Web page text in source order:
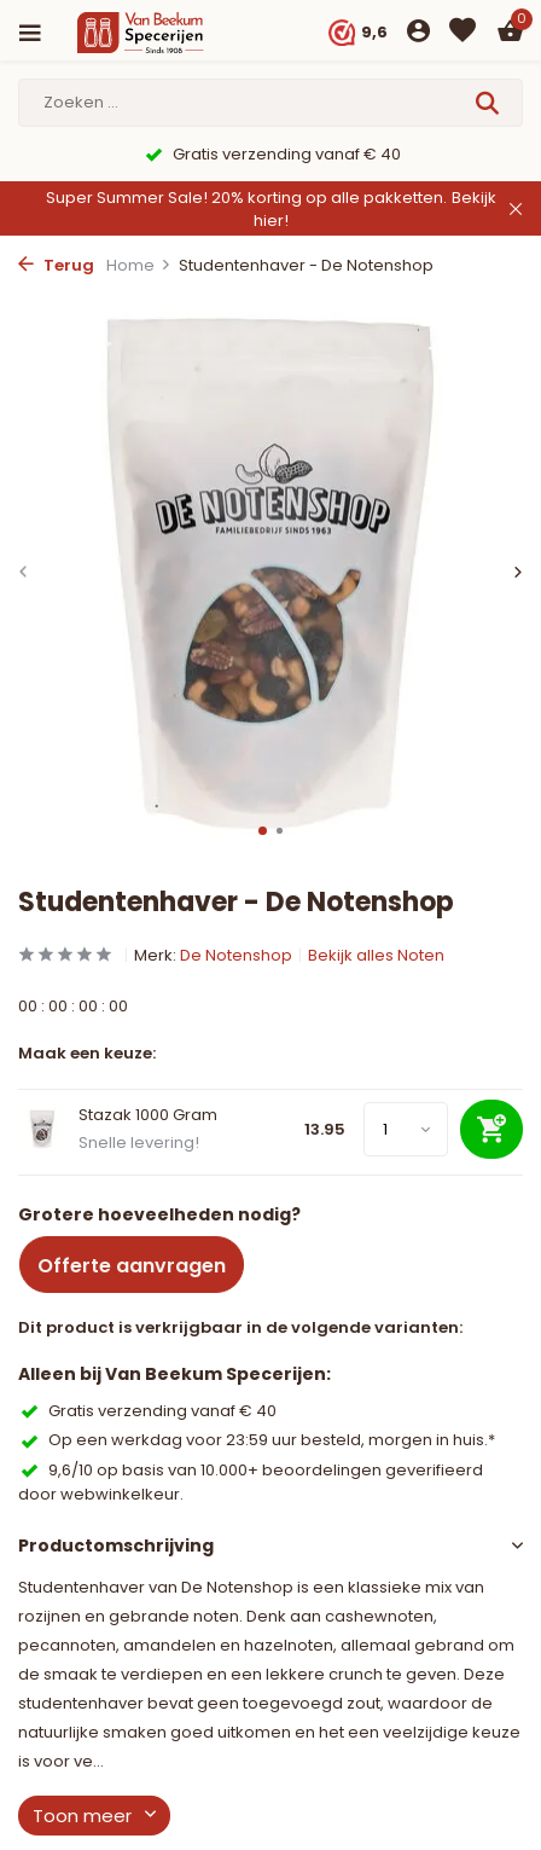
9,6
0
Gratis verzending vanaf € 40
Super Summer Sale! 20% korting op alle pakketten. Bekijk
hier!
Terug
Home Studentenhaver - De Notenshop
Studentenhaver - De Notenshop
Merk: De Notenshop Bekijk alles Noten
00 : 00 : 00 : 00
Maak een keuze:
Stazak 1000 Gram
Snelle levering!
13.95
Grotere hoeveelheden nodig?
Offerte aanvragen
Dit product is verkrijgbaar in de volgende varianten:
Alleen bij Van Beekum Specerijen:
Gratis verzending vanaf € 40
Op een werkdag voor 23:59 uur besteld, morgen in huis.*
9,6/10 op basis van 10.000+ beoordelingen geverifieerd
door webwinkelkeur.
Productomschrijving
Studentenhaver van De Notenshop is een klassieke mix van
rozijnen en gebrande noten. Denk aan cashewnoten,
pecannoten, amandelen en hazelnoten, allemaal gebrand om
de smaak te verdiepen en een lekkere crunch te geven. Deze
studentenhaver bevat geen toegevoegd zout, waardoor de
natuurlijke smaken goed uitkomen en het een veelzijdige keuze
is voor ve...
Toon meer